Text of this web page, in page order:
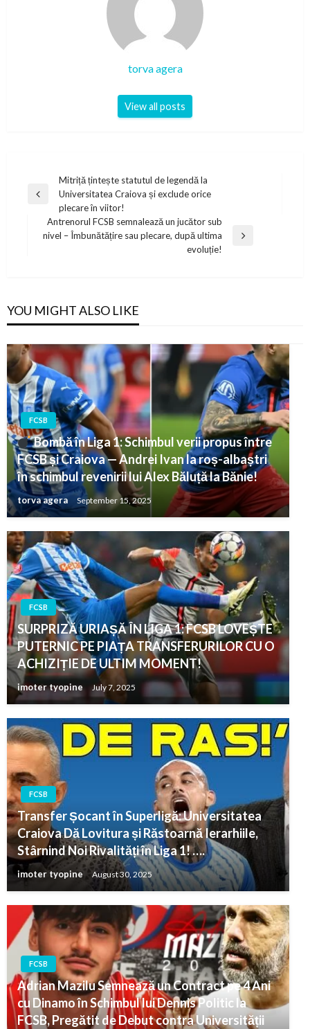
torva agera
View all posts
navigation
Previous
Mitriță țintește statutul de legendă la
Universitatea Craiova și exclude orice
plecare în viitor!
Next
Antrenorul FCSB semnalează un jucător sub
nivel – Îmbunătățire sau plecare, după ultima
evoluție!
YOU MIGHT ALSO LIKE
FCSB
Bombă în Liga 1: Schimbul verii propus între
FCSB și Craiova — Andrei Ivan la roș-albaștri
în schimbul revenirii lui Alex Băluță la Bănie!
torva agera September 15, 2025
FCSB
SURPRIZĂ URIAȘĂ ÎN LIGA 1: FCSB LOVEȘTE
PUTERNIC PE PIAȚA TRANSFERURILOR CU O
ACHIZIȚIE DE ULTIM MOMENT!
imoter tyopine July 7, 2025
FCSB
Transfer Șocant în Superligă: Universitatea
Craiova Dă Lovitura și Răstoarnă Ierarhiile,
Stârnind Noi Rivalități în Liga 1! ….
imoter tyopine August 30, 2025
FCSB
Adrian Mazilu Semnează un Contract pe 4 Ani
cu Dinamo în Schimbul lui Dennis Politic la
FCSB, Pregătit de Debut contra Universității